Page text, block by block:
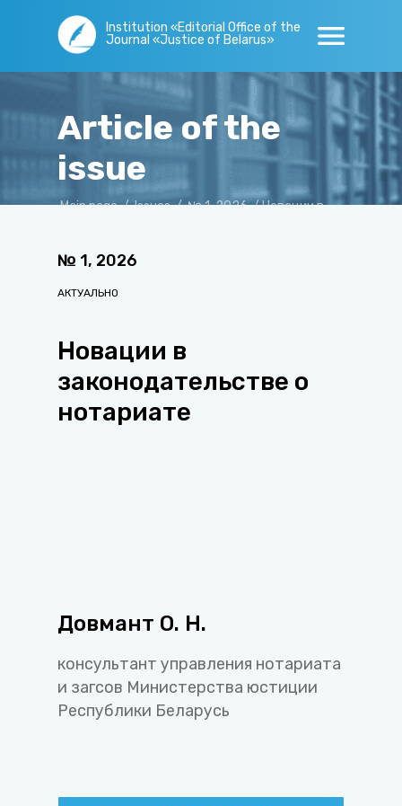
Institution «Editorial Office of the
Journal «Justice of Belarus»
Article of the
issue
Main page / Issues / № 1, 2026 /Новации в
№ 1, 2026
АКТУАЛЬНО
Новации в
законодательстве о
нотариате
Довмант О. Н.
консультант управления нотариата
и загсов Министерства юстиции
Республики Беларусь